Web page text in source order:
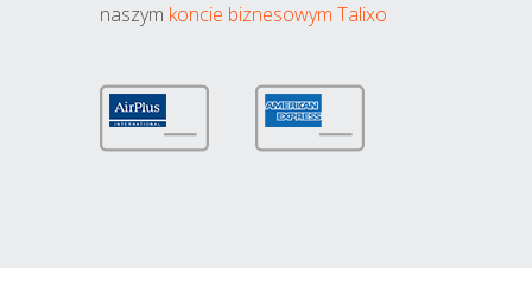
naszym koncie biznesowym Talixo